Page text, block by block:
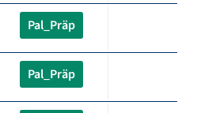
Pal_Präp
Pal_Präp